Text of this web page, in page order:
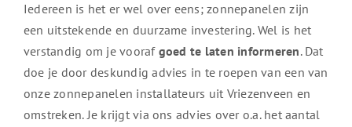
Iedereen is het er wel over eens; zonnepanelen zijn
een uitstekende en duurzame investering. Wel is het
verstandig om je vooraf goed te laten informeren. Dat
doe je door deskundig advies in te roepen van een van
onze zonnepanelen installateurs uit Vriezenveen en
omstreken. Je krijgt via ons advies over o.a. het aantal